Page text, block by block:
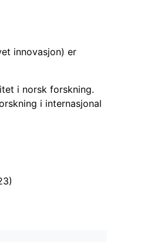
innovasjon) er
i norsk forskning.
i internasjonal